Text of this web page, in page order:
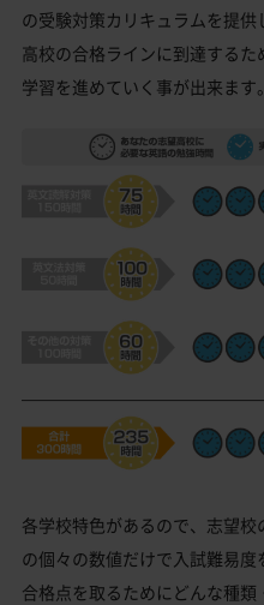
の受験対策カリキュラムを提
高校の合格ラインに到達する
学習を進めていく事が出来ます。
各学校特色があるので、志望
の個々の数値だけで入試難易度
合格点を取るためにどんな種